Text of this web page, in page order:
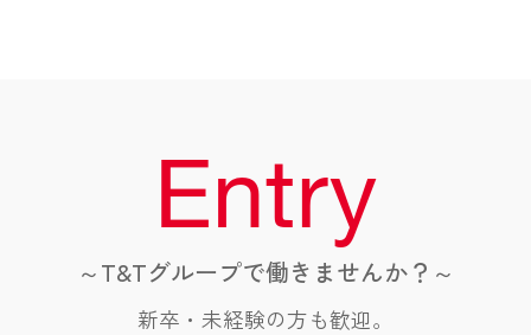
Entry
～T&Tグループで働きませんか？～
新卒・未経験の方も歓迎。